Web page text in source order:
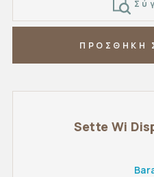
ΠΡΟΣΘΗΚΗ
Sette Wi